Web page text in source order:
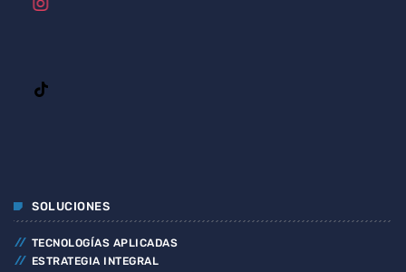
SOLUCIONES
TECNOLOGÍAS APLICADAS
ESTRATEGIA INTEGRAL